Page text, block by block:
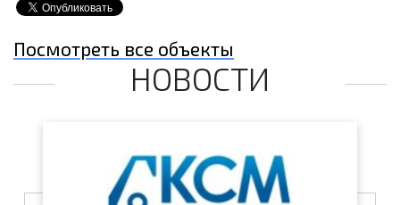
Посмотреть все объекты
НОВОСТИ